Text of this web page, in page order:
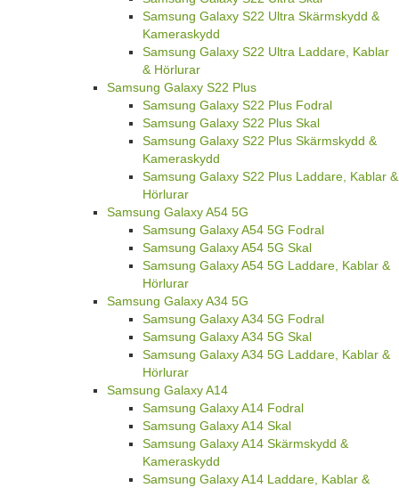
Samsung Galaxy S22 Ultra Skärmskydd &
Kameraskydd
Samsung Galaxy S22 Ultra Laddare, Kablar
& Hörlurar
Samsung Galaxy S22 Plus
Samsung Galaxy S22 Plus Fodral
Samsung Galaxy S22 Plus Skal
Samsung Galaxy S22 Plus Skärmskydd &
Kameraskydd
Samsung Galaxy S22 Plus Laddare, Kablar &
Hörlurar
Samsung Galaxy A54 5G
Samsung Galaxy A54 5G Fodral
Samsung Galaxy A54 5G Skal
Samsung Galaxy A54 5G Laddare, Kablar &
Hörlurar
Samsung Galaxy A34 5G
Samsung Galaxy A34 5G Fodral
Samsung Galaxy A34 5G Skal
Samsung Galaxy A34 5G Laddare, Kablar &
Hörlurar
Samsung Galaxy A14
Samsung Galaxy A14 Fodral
Samsung Galaxy A14 Skal
Samsung Galaxy A14 Skärmskydd &
Kameraskydd
Samsung Galaxy A14 Laddare, Kablar &